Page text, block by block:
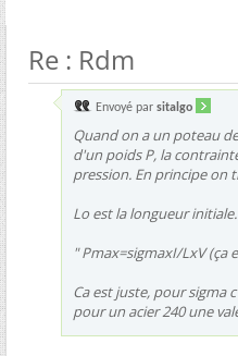
Re : Rdm
Envoyé par sitalgo
Quand on a un poteau
d'un poids P, la
pression. En principe on
Lo est la longueur initiale.
" Pmax=sigmaxI/LxV (ça
Ca est juste, pour sigma
pour un acier 240 une